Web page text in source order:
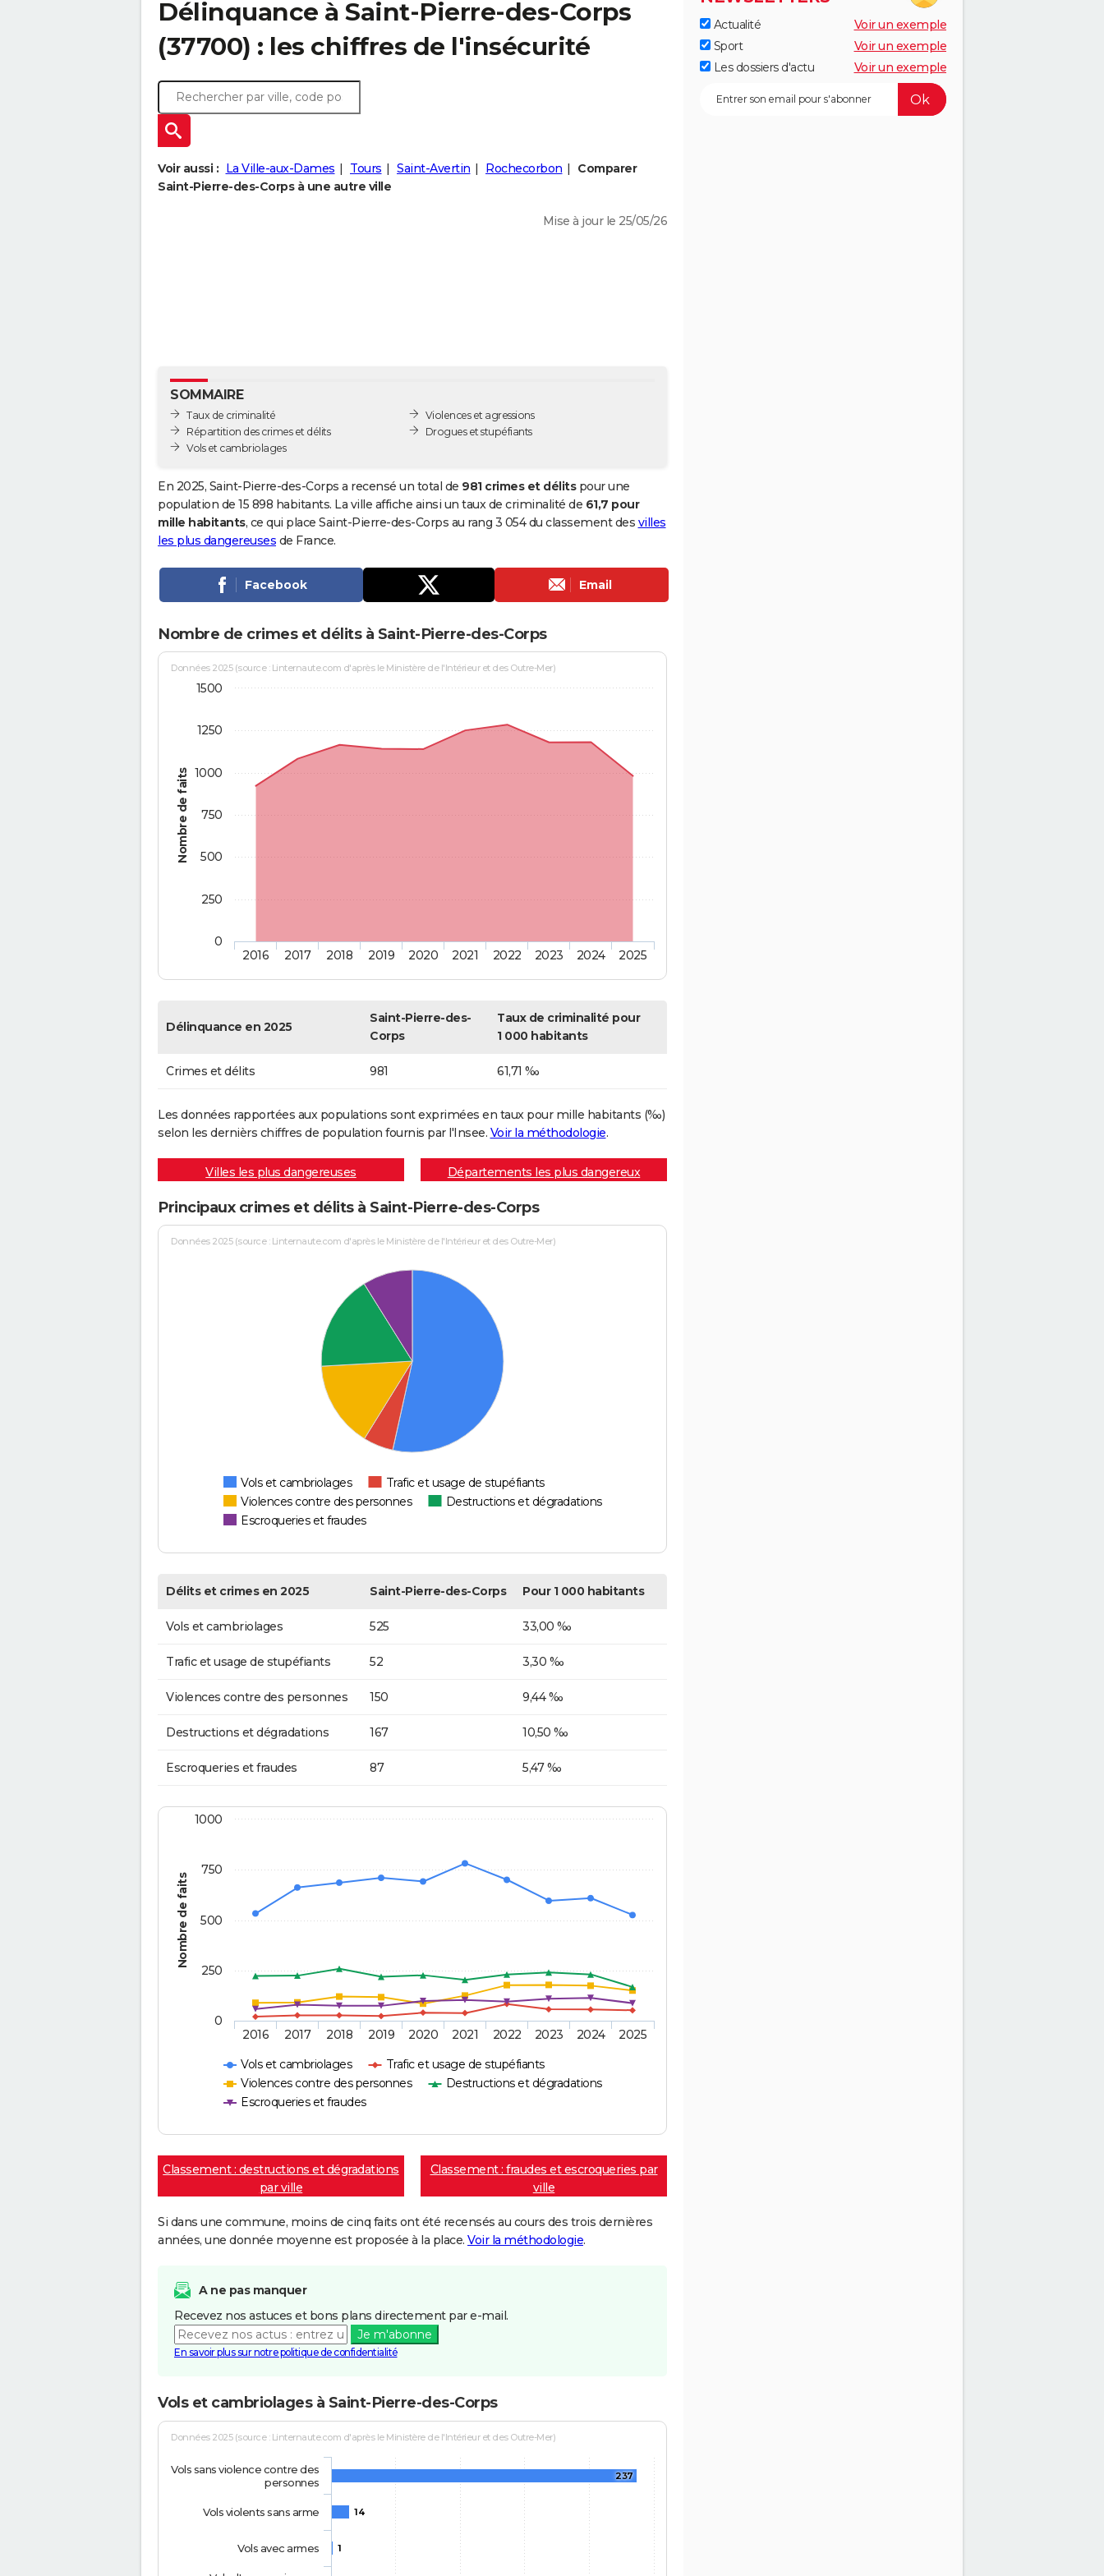
Délinquance à Saint-Pierre-des-Corps
(37700) : les chiffres de l'insécurité
Voir aussi : La Ville-aux-Dames Tours Saint-Avertin Rochecorbon
Comparer
Saint-Pierre-des-Corps à une autre ville
Mise à jour le 25/05/26
SOMMAIRE
Taux de criminalité
Répartition des crimes et délits
Vols et cambriolages
Violences et agressions
Drogues et stupéfiants
En 2025, Saint-Pierre-des-Corps a recensé un total de 981 crimes et délitspour une
population de 15 898 habitants. La ville affiche ainsi un taux de criminalité de 61,7 pour
mille habitants, ce qui place Saint-Pierre-des-Corps au rang 3 054 du classement des villes
les plus dangereuses de France.
Facebook Email
Nombre de crimes et délits à Saint-Pierre-des-Corps
Nombre de faits
Données 2025 (source : Linternaute.com d'après le Ministère de l'Intérieur et des Outre-Mer)
2016 2017 2018 2019 2020 2021 2022 2023 2024 2025
0
250
500
750
1000
1250
1500
Délinquance en 2025
Saint-Pierre-des-
Corps
Taux de criminalité pour
1 000 habitants
Crimes et délits 981 61,71 ‰
Les données rapportées aux populations sont exprimées en taux pour mille habitants (‰)
selon les dernièrs chiffres de population fournis par l'Insee. Voir la méthodologie.
Villes les plus dangereuses Départements les plus dangereux
Principaux crimes et délits à Saint-Pierre-des-Corps
Données 2025 (source : Linternaute.com d'après le Ministère de l'Intérieur et des Outre-Mer)
Vols et cambriolages
Trafic et usage de stupéfiants
Violences contre des personnes
Destructions et dégradations
Escroqueries et fraudes
Délits et crimes en 2025 Saint-Pierre-des-Corps Pour 1 000 habitants
Vols et cambriolages 525 33,00 ‰
Trafic et usage de stupéfiants 52 3,30 ‰
Violences contre des personnes 150 9,44 ‰
Destructions et dégradations 167 10,50 ‰
Escroqueries et fraudes 87 5,47 ‰
Nombre de faits
Vols et cambriolages
Trafic et usage de stupéfiants
Violences contre des personnes
Destructions et dégradations
Escroqueries et fraudes
2016 2017 2018 2019 2020 2021 2022 2023 2024 2025
0
250
500
750
1000
Classement : destructions et dégradations
par ville
Classement : fraudes et escroqueries par
ville
Si dans une commune, moins de cinq faits ont été recensés au cours des trois dernières
années, une donnée moyenne est proposée à la place. Voir la méthodologie.
A ne pas manquer
Recevez nos astuces et bons plans directement par e-mail.
Je m'abonne
En savoir plus sur notre politique de confidentialité
Vols et cambriolages à Saint-Pierre-des-Corps
Données 2025 (source : Linternaute.com d'après le Ministère de l'Intérieur et des Outre-Mer)
237
14
1
Vols sans violence contre des
personnes
Vols violents sans arme
Vols avec armes
Actualité
Voir un exemple
Sport
Voir un exemple
Les dossiers d'actu
Voir un exemple